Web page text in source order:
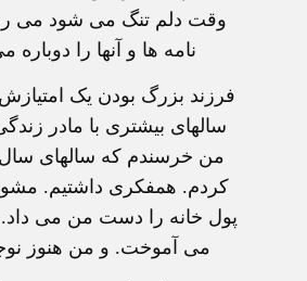
وقت دلم تنگ می شود می
نامه ها و آنها را دوباره
فرزند بزرگ بودن یک
سالهای بیشتری با مادر
من خرسندم که سالهای سال
کردم. همفکری داشتیم.
پول خانه را دست من می
می آموخت. و من هنوز